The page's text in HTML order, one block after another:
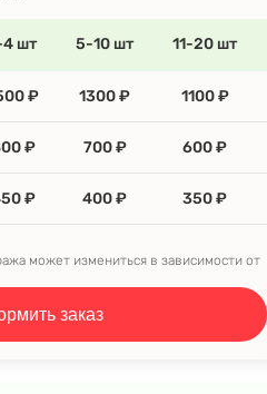
4 шт 5-10 шт 11-20 шт
₽ 1300 ₽ 1100 ₽
₽ 700 ₽ 600 ₽
₽ 400 ₽ 350 ₽
может измениться в зависимости от
заказ